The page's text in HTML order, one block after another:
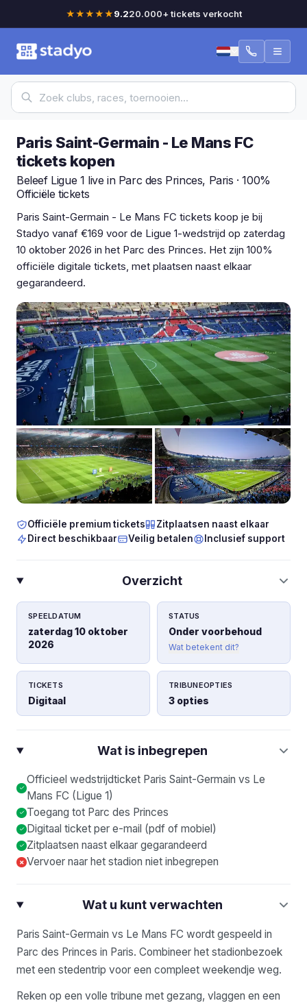
★★★★★9.220.000+ tickets verkocht
Paris Saint-Germain - Le Mans FC
tickets kopen
Beleef Ligue 1 live in Parc des Princes, Paris · 100%
Officiële tickets
Paris Saint-Germain - Le Mans FC tickets koop je bij
Stadyo vanaf €169 voor de Ligue 1-wedstrijd op zaterdag
10 oktober 2026 in het Parc des Princes. Het zijn 100%
officiële digitale tickets, met plaatsen naast elkaar
gegarandeerd.
Officiële premium tickets
Zitplaatsen naast elkaar
Direct beschikbaar
Veilig betalen Inclusief support
Overzicht
SPEELDATUM
zaterdag 10 oktober
2026
STATUS
Onder voorbehoud
Wat betekent dit?
TICKETS
Digitaal
TRIBUNEOPTIES
3 opties
Wat is inbegrepen
Officieel wedstrijdticket Paris Saint-Germain vs Le
Mans FC (Ligue 1)
Toegang tot Parc des Princes
Digitaal ticket per e-mail (pdf of mobiel)
Zitplaatsen naast elkaar gegarandeerd
× Vervoer naar het stadion niet inbegrepen
Wat u kunt verwachten
Paris Saint-Germain vs Le Mans FC wordt gespeeld in
Parc des Princes in Paris. Combineer het stadionbezoek
met een stedentrip voor een compleet weekendje weg.
Reken op een volle tribune met gezang, vlaggen en een